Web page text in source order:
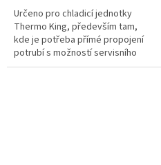
Určeno pro chladicí jednotky
Thermo King, především tam,
kde je potřeba přímé propojení
potrubí s možností servisního
zásahu. Ideální pro systémy s